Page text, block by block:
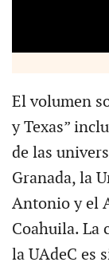
El volumen
y Texas”
de las
Granada, la
Antonio y el
Coahuila. La
la UAdeC es